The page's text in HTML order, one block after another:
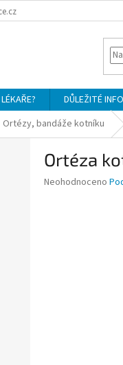
DŮLEŽITÉ
Ortézy, bandáže kotníku
Ortéza
Průměrné
Neohodnoceno